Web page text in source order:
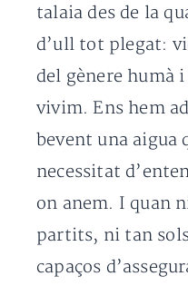
talaia des de la
d’ull tot plegat:
del gènere humà
vivim. Ens hem
bevent una aigua
necessitat
on anem. I quan
partits, ni tan
capaços